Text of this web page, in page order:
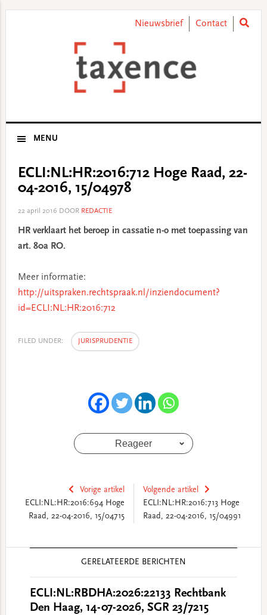
Nieuwsbrief Contact
MENU
ECLI:NL:HR:2016:712 Hoge Raad, 22-
04-2016, 15/04978
22 april 2016 DOOR REDACTIE
HR verklaart het beroep in cassatie n-o met toepassing van
art. 80a RO.
Meer informatie:
http://uitspraken.rechtspraak.nl/inziendocument?
id=ECLI:NL:HR:2016:712
FILED UNDER: JURISPRUDENTIE
Reageer
Vorige artikel
ECLI:NL:HR:2016:694 Hoge
Raad, 22-04-2016, 15/04715
Volgende artikel
ECLI:NL:HR:2016:713 Hoge
Raad, 22-04-2016, 15/04991
GERELATEERDE BERICHTEN
ECLI:NL:RBDHA:2026:22133 Rechtbank
Den Haag, 14-07-2026, SGR 23/7215